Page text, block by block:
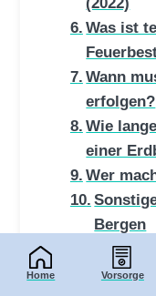
Home Vorsorge
Was ist
Wann
erfolgen?
Wie
einer
Wer
Bergen
Die
Fazit